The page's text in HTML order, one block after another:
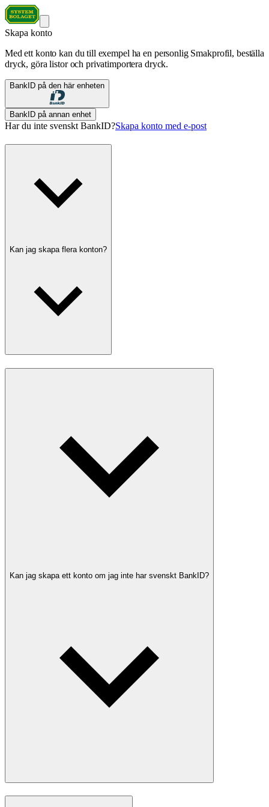
Skapa konto
Med ett konto kan du till exempel ha en personlig Smakprofil, beställa
dryck, göra listor och privatimportera dryck.
BankID på den här enheten
BankID på annan enhet
Har du inte svenskt BankID?Skapa konto med e-post
Kan jag skapa flera konton?
Kan jag skapa ett konto om jag inte har svenskt BankID?